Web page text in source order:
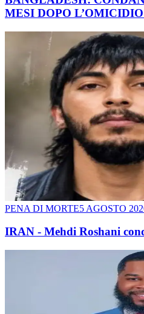
MESI DOPO
PENA DI MORTE5 AGOSTO
IRAN - Mehdi Roshani